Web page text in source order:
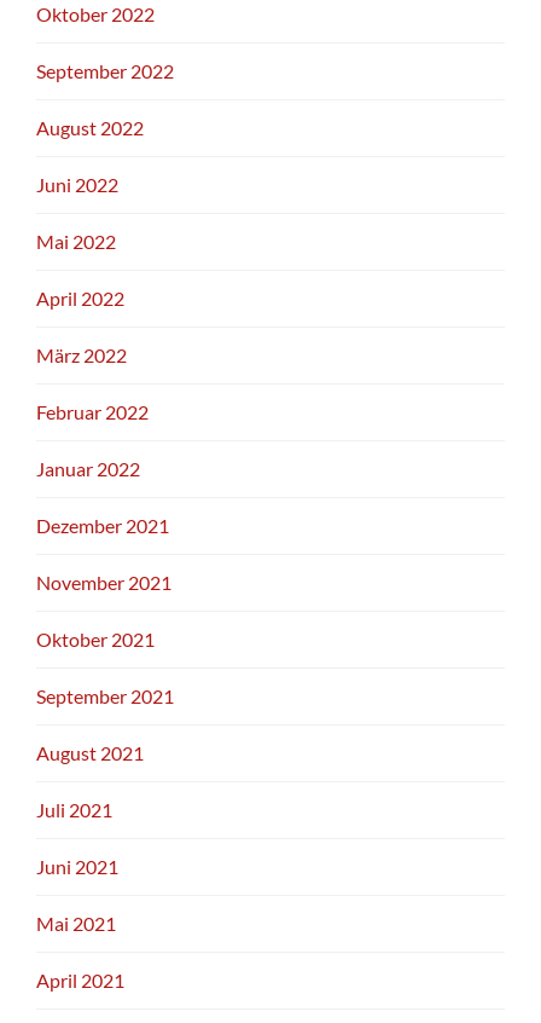
Oktober 2022
September 2022
August 2022
Juni 2022
Mai 2022
April 2022
März 2022
Februar 2022
Januar 2022
Dezember 2021
November 2021
Oktober 2021
September 2021
August 2021
Juli 2021
Juni 2021
Mai 2021
April 2021